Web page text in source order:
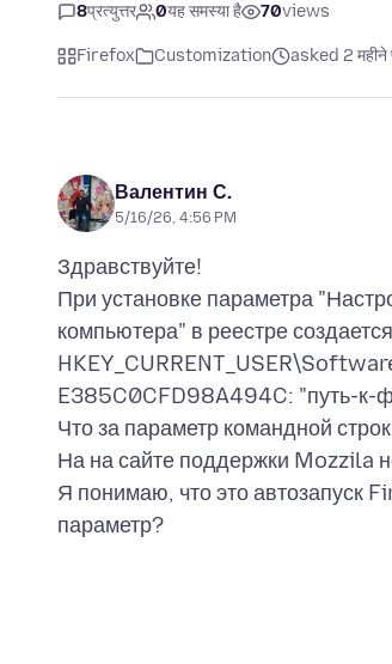
8प्रत्युत्तर 0यह समस्या है 70views
Firefox Customization asked 2 महीने
Валентин С.
5/16/26, 4:56 PM
Здравствуйте!
При установке параметра
компьютера" в реестре
E385C0CFD98A494C: "путь-
Что за параметр командной
На на сайте поддержки Mozzila
Я понимаю, что это автозапуск